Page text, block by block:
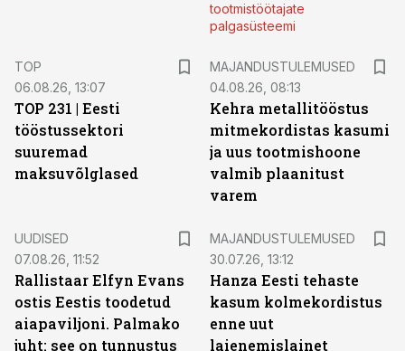
tootmistöötajate
palgasüsteemi
TOP
06.08.26, 13:07
TOP 231 | Eesti
tööstussektori
suuremad
maksuvõlglased
MAJANDUSTULEMUSED
04.08.26, 08:13
Kehra metallitööstus
mitmekordistas kasumi
ja uus tootmishoone
valmib plaanitust
varem
UUDISED
07.08.26, 11:52
Rallistaar Elfyn Evans
ostis Eestis toodetud
aiapaviljoni. Palmako
juht: see on tunnustus
MAJANDUSTULEMUSED
30.07.26, 13:12
Hanza Eesti tehaste
kasum kolmekordistus
enne uut
laienemislainet